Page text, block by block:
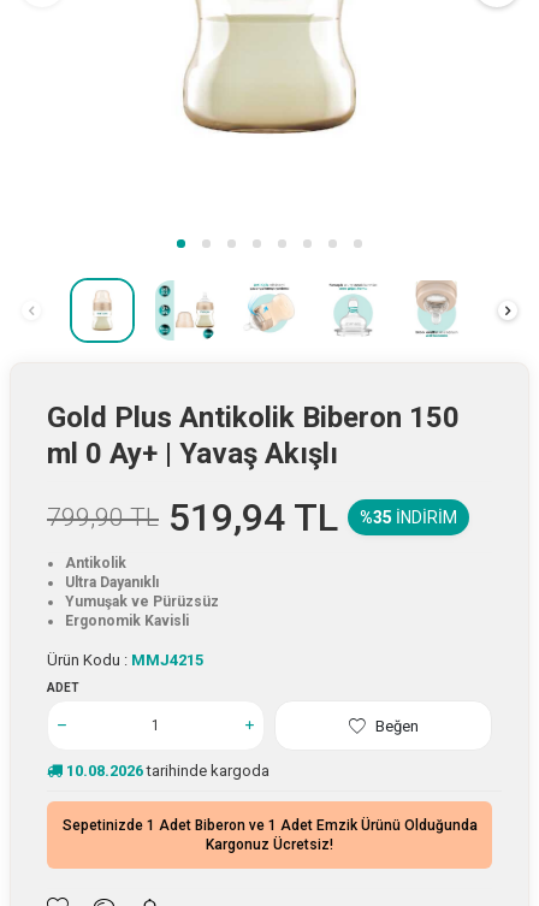
Gold Plus Antikolik Biberon 150
ml 0 Ay+ | Yavaş Akışlı
799,90TL 519,94 TL %35 İNDIRIM
Antikolik
Ultra Dayanıklı
Yumuşak ve Pürüzsüz
Ergonomik Kavisli
Ürün Kodu : MMJ4215
ADET
Beğen
10.08.2026tarihinde kargoda
Sepetinizde 1 Adet Biberon ve 1 Adet Emzik Ürünü Olduğunda
Kargonuz Ücretsiz!